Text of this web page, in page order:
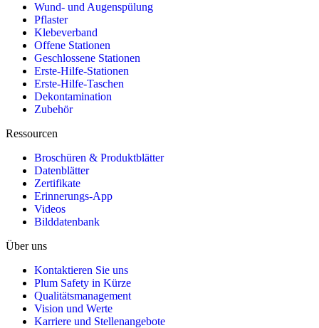
Wund- und Augenspülung
Pflaster
Klebeverband
Offene Stationen
Geschlossene Stationen
Erste-Hilfe-Stationen
Erste-Hilfe-Taschen
Dekontamination
Zubehör
Ressourcen
Broschüren & Produktblätter
Datenblätter
Zertifikate
Erinnerungs-App
Videos
Bilddatenbank
Über uns
Kontaktieren Sie uns
Plum Safety in Kürze
Qualitätsmanagement
Vision und Werte
Karriere und Stellenangebote